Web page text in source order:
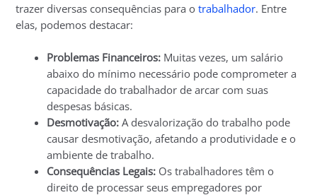
trazer diversas consequências para otrabalhador. Entre
elas, podemos destacar:
Problemas Financeiros: Muitas vezes, um salário
abaixo do mínimo necessário pode comprometer a
capacidade do trabalhador de arcar com suas
despesas básicas.
Desmotivação: A desvalorização do trabalho pode
causar desmotivação, afetando a produtividade e o
ambiente de trabalho.
Consequências Legais: Os trabalhadores têm o
direito de processar seus empregadores por